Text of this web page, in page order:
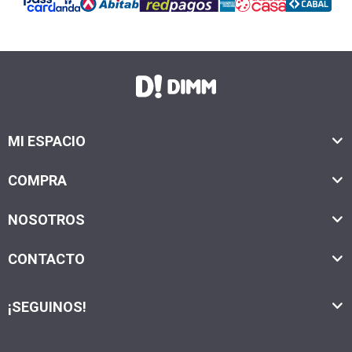
MI ESPACIO
COMPRA
NOSOTROS
CONTACTO
¡SEGUINOS!